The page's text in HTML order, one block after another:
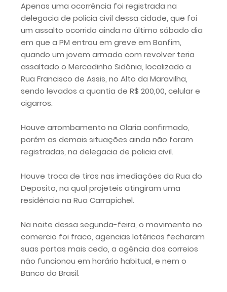
Apenas uma ocorrência foi registrada na
delegacia de policia civil dessa cidade, que foi
um assalto ocorrido ainda no último sábado dia
em que a PM entrou em greve em Bonfim,
quando um jovem armado com revolver teria
assaltado o Mercadinho Sidônia, localizado a
Rua Francisco de Assis, no Alto da Maravilha,
sendo levados a quantia de R$ 200,00, celular e
cigarros.
Houve arrombamento na Olaria confirmado,
porém as demais situações ainda não foram
registradas, na delegacia de policia civil.
Houve troca de tiros nas imediações da Rua do
Deposito, na qual projeteis atingiram uma
residência na Rua Carrapichel.
Na noite dessa segunda-feira, o movimento no
comercio foi fraco, agencias lotéricas fecharam
suas portas mais cedo, a agência dos correios
não funcionou em horário habitual, e nem o
Banco do Brasil.